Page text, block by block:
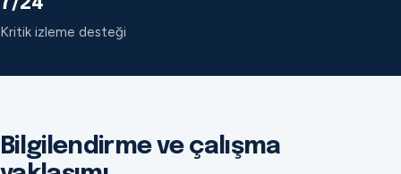
Kritik izleme desteği
Bilgilendirme ve çalışma